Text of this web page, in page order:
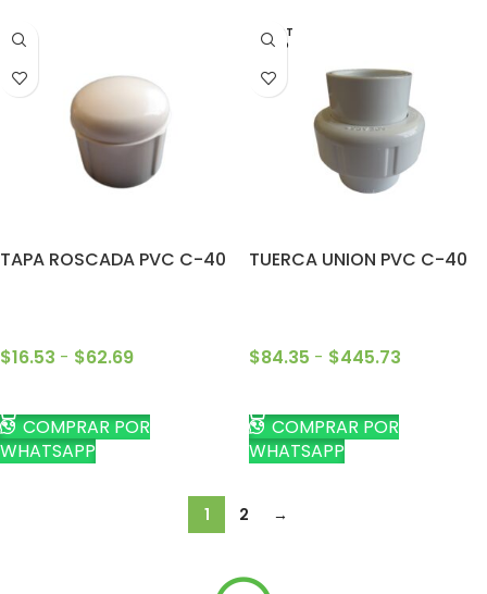
TAPA ROSCADA PVC C-40
$16.53 - $62.69
COMPRAR POR
WHATSAPP
AGOT
ADO
TUERCA UNION PVC C-40
$84.35 - $445.73
COMPRAR POR
WHATSAPP
1 2 →